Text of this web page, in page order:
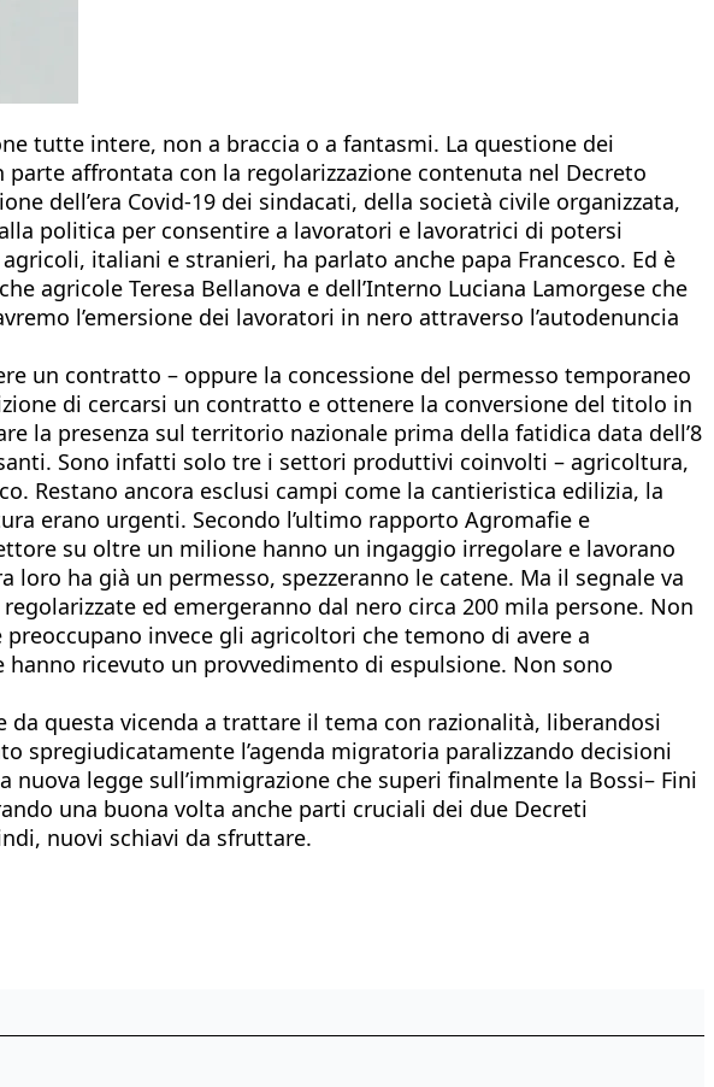
tutte intere, non a braccia o a fantasmi. La questione dei
affrontata con la regolarizzazione contenuta nel Decreto
dell’era Covid-19 dei sindacati, della società civile organizzata,
politica per consentire a lavoratori e lavoratrici di potersi
italiani e stranieri, ha parlato anche papa Francesco. Ed è
agricole Teresa Bellanova e dell’Interno Luciana Lamorgese che
l’emersione dei lavoratori in nero attraverso l’autodenuncia
un contratto – oppure la concessione del permesso temporaneo
di cercarsi un contratto e ottenere la conversione del titolo in
la presenza sul territorio nazionale prima della fatidica data dell’8
Sono infatti solo tre i settori produttivi coinvolti – agricoltura,
Restano ancora esclusi campi come la cantieristica edilizia, la
erano urgenti. Secondo l’ultimo rapporto Agromafie e
su oltre un milione hanno un ingaggio irregolare e lavorano
ha già un permesso, spezzeranno le catene. Ma il segnale va
ed emergeranno dal nero circa 200 mila persone. Non
invece gli agricoltori che temono di avere a
ricevuto un provvedimento di espulsione. Non sono
questa vicenda a trattare il tema con razionalità, liberandosi
spregiudicatamente l’agenda migratoria paralizzando decisioni
legge sull’immigrazione che superi finalmente la Bossi– Fini
una buona volta anche parti cruciali dei due Decreti
nuovi schiavi da sfruttare.